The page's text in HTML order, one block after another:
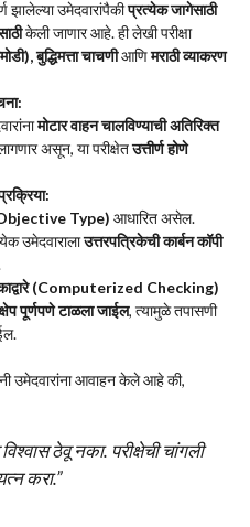
झालेल्या उमेदवारांपैकीप्रत्येक जागेसाठी
केली जाणार आहे. ही लेखी परीक्षा
बुद्धिमत्ता चाचणीआणिमराठी व्याकरण
मोटार वाहन चालविण्याची अतिरिक्त
लागणार असून, या परीक्षेतउत्तीर्ण होणे
(Objective Type) आधारित असेल.
उमेदवारालाउत्तरपत्रिकेची कार्बन कॉपी
(Computerized Checking)
पूर्णपणे टाळला जाईल, त्यामुळे तपासणी
उमेदवारांना आवाहन केले आहे की,
ठेवू नका. परीक्षेची चांगली
करा.”